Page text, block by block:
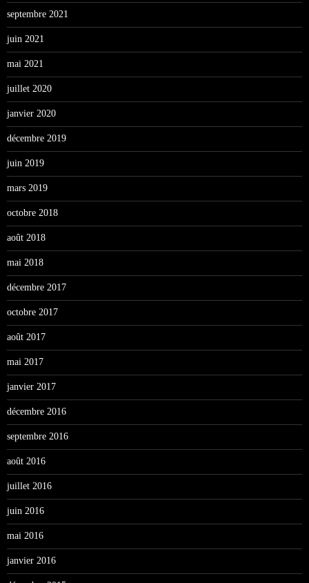
septembre 2021
juin 2021
mai 2021
juillet 2020
janvier 2020
décembre 2019
juin 2019
mars 2019
octobre 2018
août 2018
mai 2018
décembre 2017
octobre 2017
août 2017
mai 2017
janvier 2017
décembre 2016
septembre 2016
août 2016
juillet 2016
juin 2016
mai 2016
janvier 2016